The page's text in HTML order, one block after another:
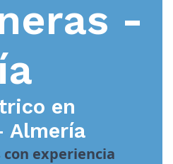
-
en
Almería
experiencia